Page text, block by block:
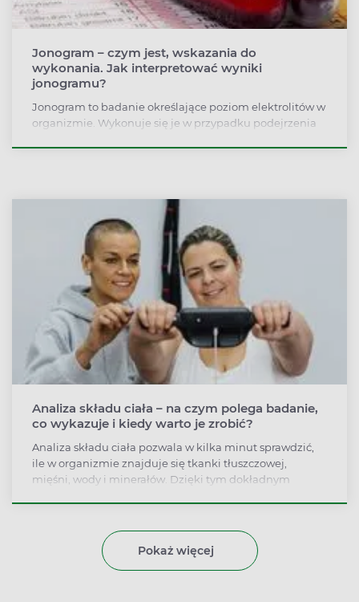
Jonogram – czym jest, wskazania do
wykonania. Jak interpretować wyniki
jonogramu?
Jonogram to badanie określające poziom elektrolitów w
organizmie. Wykonuje się je w przypadku podejrzenia
Jak interpretować wyniki?
Analiza składu ciała – na czym polega badanie,
co wykazuje i kiedy warto je zrobić?
Analiza składu ciała pozwala w kilka minut sprawdzić,
ile w organizmie znajduje się tkanki tłuszczowej,
mięśni, wody i minerałów. Dzięki tym dokładnym
albo przygotowań sportowych.
Pokaż więcej